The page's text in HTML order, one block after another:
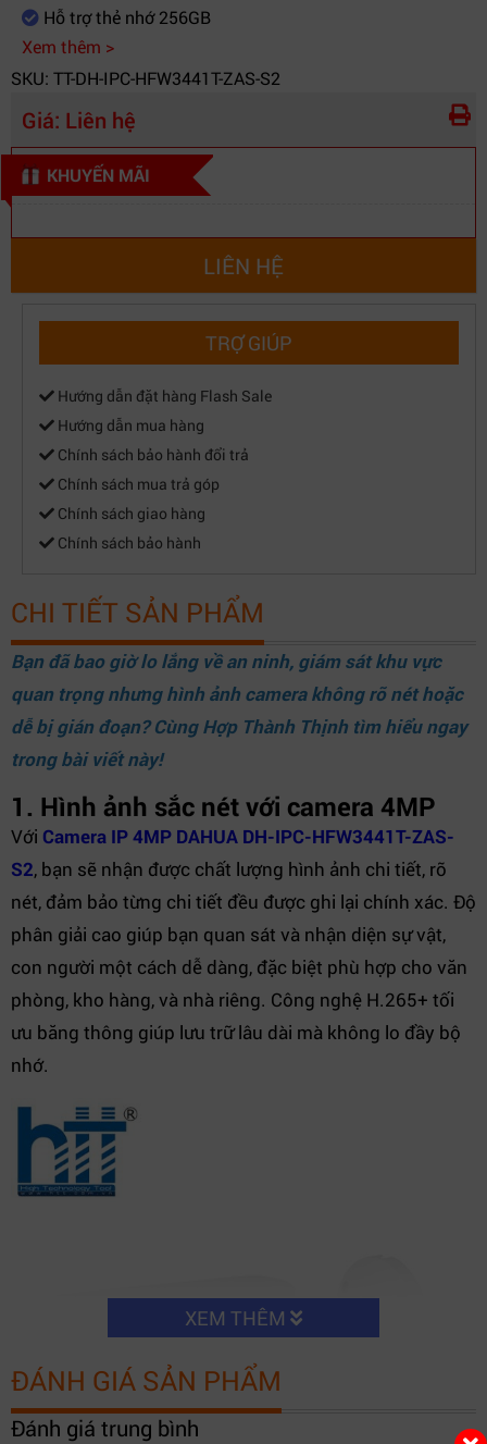
Hỗ trợ thẻ nhớ 256GB
Xem thêm >
SKU: TT-DH-IPC-HFW3441T-ZAS-S2
Giá: Liên hệ
KHUYẾN MÃI
LIÊN HỆ
TRỢ GIÚP
Hướng dẫn đặt hàng Flash Sale
Hướng dẫn mua hàng
Chính sách bảo hành đổi trả
Chính sách mua trả góp
Chính sách giao hàng
Chính sách bảo hành
CHI TIẾT SẢN PHẨM
Bạn đã bao giờ lo lắng về an ninh, giám sát khu vực
quan trọng nhưng hình ảnh camera không rõ nét hoặc
dễ bị gián đoạn? CùngHợp Thành Thịnh tìm hiểu ngay
trong bài viết này!
1. Hình ảnh sắc nét với camera 4MP
Với Camera IP 4MP DAHUA DH-IPC-HFW3441T-ZAS-
S2, bạn sẽ nhận được chất lượng hình ảnh chi tiết, rõ
nét, đảm bảo từng chi tiết đều được ghi lại chính xác. Độ
phân giải cao giúp bạn quan sát và nhận diện sự vật,
con người một cách dễ dàng, đặc biệt phù hợp cho văn
phòng, kho hàng, và nhà riêng. Công nghệ H.265+ tối
ưu băng thông giúp lưu trữ lâu dài mà không lo đầy bộ
nhớ.
XEM THÊM
ĐÁNH GIÁ SẢN PHẨM
Đánh giá trung bình